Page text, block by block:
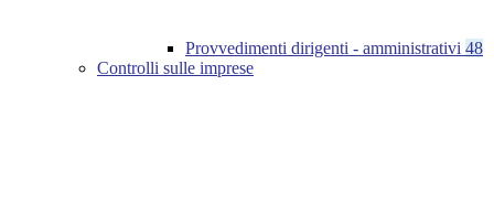
Provvedimenti dirigenti - amministrativi 48
Controlli sulle imprese